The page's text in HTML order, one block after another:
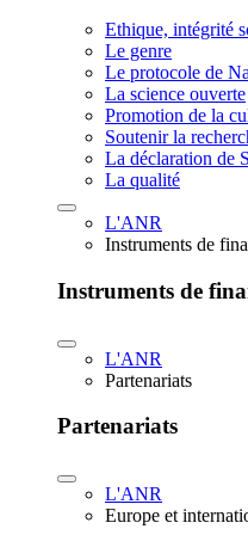
Ethique, intégrité
Le genre
Le protocole de
La science ouverte
Promotion de la
Soutenir la
La déclaration de
La qualité
L'ANR
Instruments de
Instruments de
L'ANR
Partenariats
Partenariats
L'ANR
Europe et